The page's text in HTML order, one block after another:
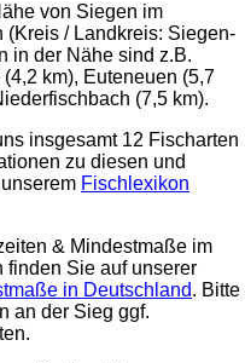
von Siegen im
(Kreis / Landkreis: Siegen-
in der Nähe sind z.B.
km), Euteneuen (5,7
(7,5 km).
insgesamt 12 Fischarten
zu diesen und
Fischlexikon
& Mindestmaße im
finden Sie auf unserer
in Deutschland. Bitte
an der Sieg ggf.